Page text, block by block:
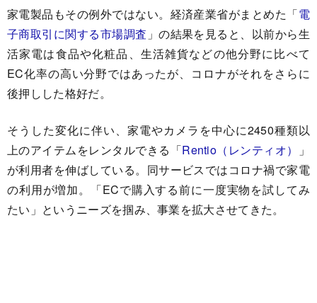
家電製品もその例外ではない。経済産業省がまとめた「電
子商取引に関する市場調査 」の結果を見ると、以前から生
活家電は食品や化粧品、生活雑貨などの他分野に比べて
EC化率の高い分野ではあったが、コロナがそれをさらに
後押しした格好だ。
そうした変化に伴い、家電やカメラを中心に2450種類以
上のアイテムをレンタルできる「Rentio（レンティオ）
」
が利用者を伸ばしている。同サービスではコロナ禍で家電
の利用が増加。「ECで購入する前に一度実物を試してみ
たい」というニーズを掴み、事業を拡大させてきた。